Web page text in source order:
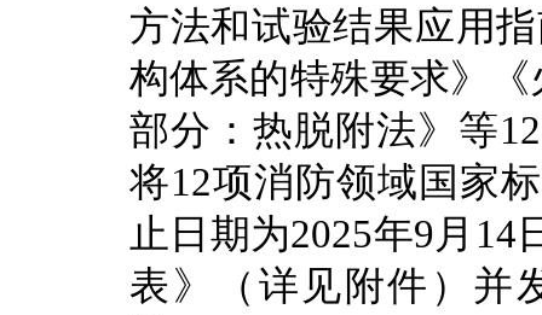
方法和试验结果应用
构体系的特殊要求》
部分：热脱附法》等
将12项消防领域国家
止日期为2025年9月
表》（详见附件）并